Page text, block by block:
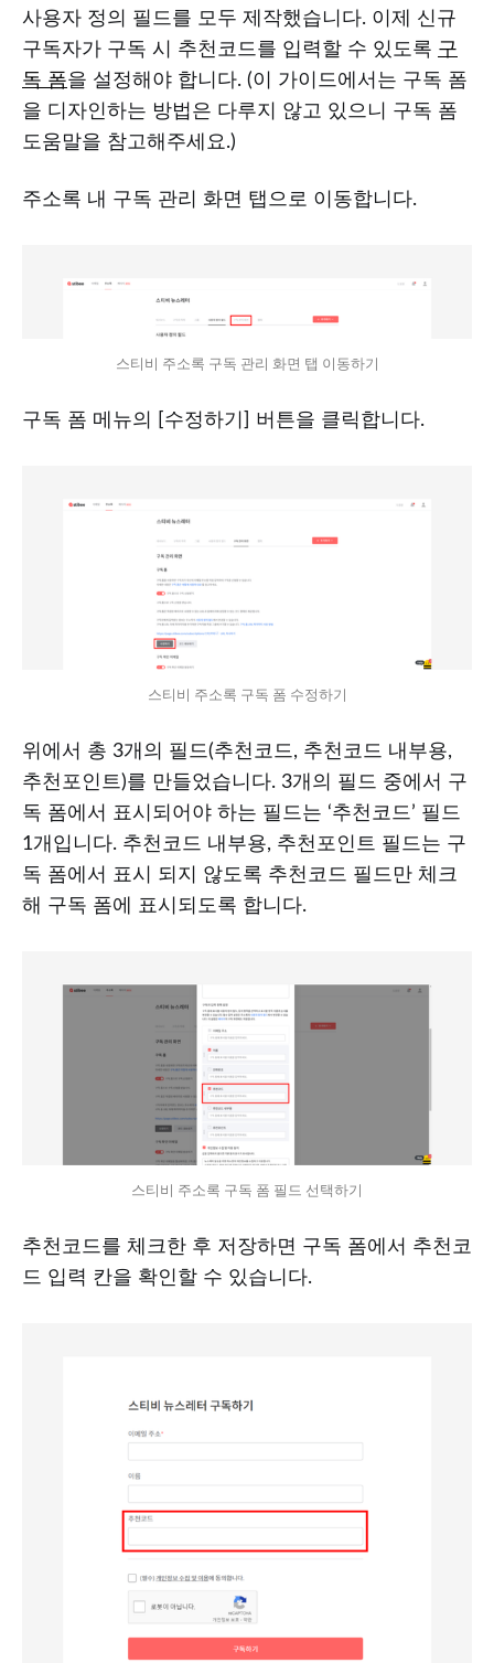
사용자 정의 필드를 모두 제작했습니다. 이제 신규
구독자가 구독 시 추천코드를 입력할 수 있도록 구
독 폼을 설정해야 합니다. (이 가이드에서는 구독 폼
을 디자인하는 방법은 다루지 않고 있으니 구독 폼
도움말을 참고해주세요.)
주소록 내 구독 관리 화면 탭으로 이동합니다.
스티비 주소록 구독 관리 화면 탭 이동하기
구독 폼 메뉴의 [수정하기] 버튼을 클릭합니다.
스티비 주소록 구독 폼 수정하기
위에서 총 3개의 필드(추천코드, 추천코드 내부용,
추천포인트)를 만들었습니다. 3개의 필드 중에서 구
독 폼에서 표시되어야 하는 필드는 ‘추천코드’ 필드
1개입니다. 추천코드 내부용, 추천포인트 필드는 구
독 폼에서 표시 되지 않도록 추천코드 필드만 체크
해 구독 폼에 표시되도록 합니다.
스티비 주소록 구독 폼 필드 선택하기
추천코드를 체크한 후 저장하면 구독 폼에서 추천코
드 입력 칸을 확인할 수 있습니다.